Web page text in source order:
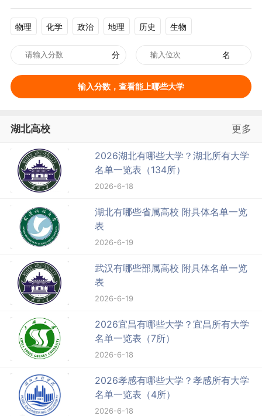
物理 化学 政治 地理 历史 生物
分 名
输入分数，查看能上哪些大学
湖北高校 更多
2026湖北有哪些大学？湖北所有大学
名单一览表（134所）
2026-6-18
湖北有哪些省属高校 附具体名单一览
表
2026-6-19
武汉有哪些部属高校 附具体名单一览
表
2026-6-19
2026宜昌有哪些大学？宜昌所有大学
名单一览表（7所）
2026-6-18
2026孝感有哪些大学？孝感所有大学
名单一览表（4所）
2026-6-18